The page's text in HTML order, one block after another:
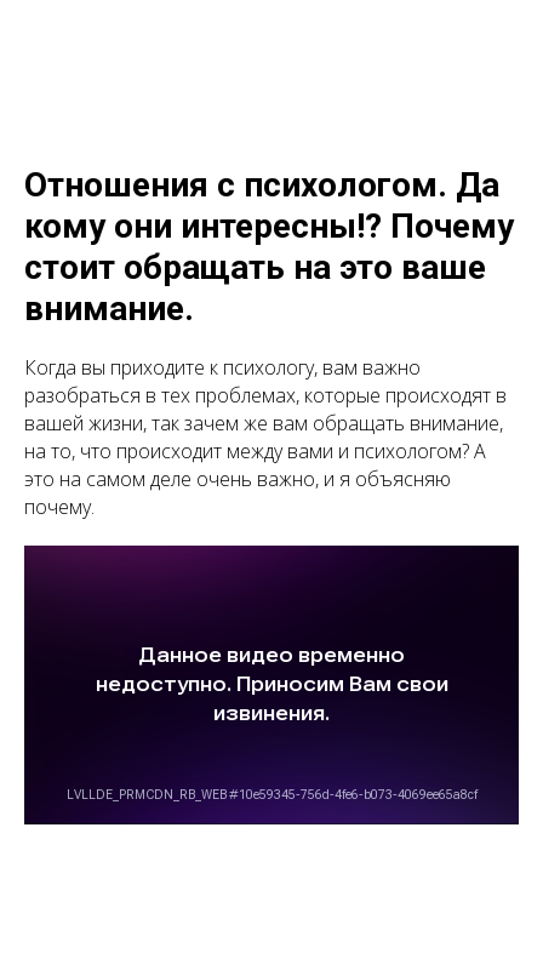
Отношения с психологом. Да
кому они интересны!? Почему
стоит обращать на это ваше
внимание.
Когда вы приходите к психологу, вам важно
разобраться в тех проблемах, которые происходят в
вашей жизни, так зачем же вам обращать внимание,
на то, что происходит между вами и психологом? А
это на самом деле очень важно, и я объясняю
почему.